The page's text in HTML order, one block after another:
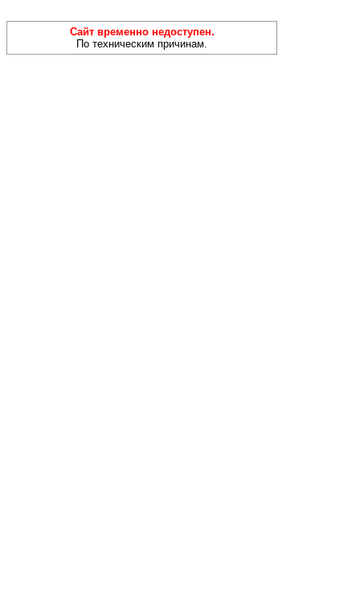
Сайт временно недоступен.
По техническим причинам.